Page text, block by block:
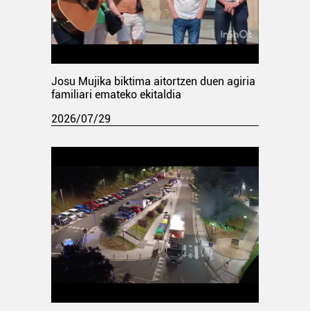
Josu Mujika biktima aitortzen duen agiria
familiari emateko ekitaldia
2026/07/29